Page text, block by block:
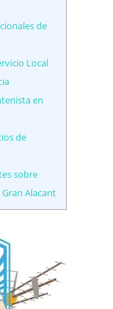
de
Local
en
de
sobre
Alacant